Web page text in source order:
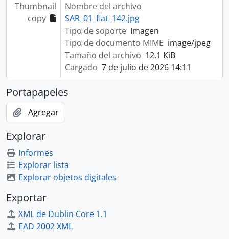
Thumbnail
copy
Nombre del archivo
SAR_01_flat_142.jpg
Tipo de soporte Imagen
Tipo de documento MIME image/jpeg
Tamaño del archivo 12.1 KiB
Cargado 7 de julio de 2026 14:11
Portapapeles
Agregar
Explorar
Informes
Explorar lista
Explorar objetos digitales
Exportar
XML de Dublin Core 1.1
EAD 2002 XML